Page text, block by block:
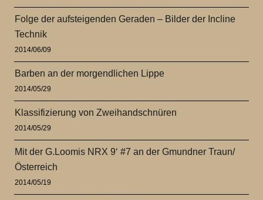
Folge der aufsteigenden Geraden – Bilder der Incline
Technik
2014/06/09
Barben an der morgendlichen Lippe
2014/05/29
Klassifizierung von Zweihandschnüren
2014/05/29
Mit der G.Loomis NRX 9‘ #7 an der Gmundner Traun/
Österreich
2014/05/19